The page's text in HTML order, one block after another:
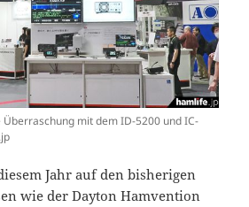
mit dem ID-5200 und IC-
Jahr auf den bisherigen
wie der Dayton Hamvention